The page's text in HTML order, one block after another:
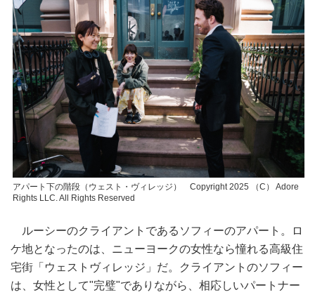
アパート下の階段（ウェスト・ヴィレッジ） Copyright 2025 （C） Adore
Rights LLC. All Rights Reserved
ルーシーのクライアントであるソフィーのアパート。ロ
ケ地となったのは、ニューヨークの女性なら憧れる高級住
宅街「ウェストヴィレッジ」だ。クライアントのソフィー
は、女性として"完璧"でありながら、相応しいパートナー